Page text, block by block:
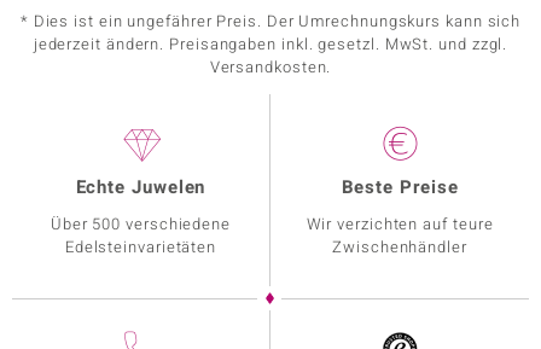
* Dies ist ein ungefährer Preis. Der Umrechnungskurs kann sich
jederzeit ändern. Preisangaben inkl. gesetzl. MwSt. und zzgl.
Versandkosten.
Echte Juwelen
Über 500 verschiedene
Edelsteinvarietäten
Beste Preise
Wir verzichten auf teure
Zwischenhändler